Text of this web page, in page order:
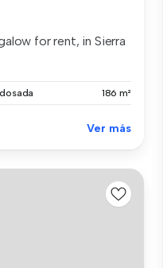
for rent, in Sierra
186 m²
Ver más